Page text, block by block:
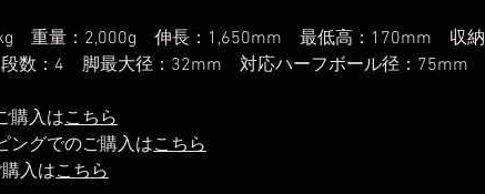
重量：2,000g 伸長：1,650mm 最低高：170mm 収納
数：4 脚最大径：32mm 対応ハーフボール径：75mm
購入はこちら
ングでのご購入はこちら
入はこちら